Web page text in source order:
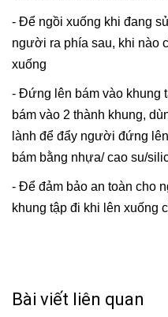
- Để ngồi xuống khi đang
người ra phía sau, khi nào
xuống
- Đứng lên bám vào khung
bám vào 2 thành khung,
lành để đẩy người đứng
bám bằng nhựa/ cao su/
- Để đảm bảo an toàn cho
khung tập đi khi lên xuống
Bài viết liên quan